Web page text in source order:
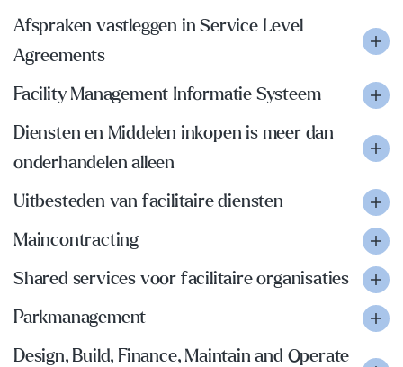
Afspraken vastleggen in Service Level
Agreements
Facility Management Informatie Systeem
Diensten en Middelen inkopen is meer dan
onderhandelen alleen
Uitbesteden van facilitaire diensten
Maincontracting
Shared services voor facilitaire organisaties
Parkmanagement
Design, Build, Finance, Maintain and Operate